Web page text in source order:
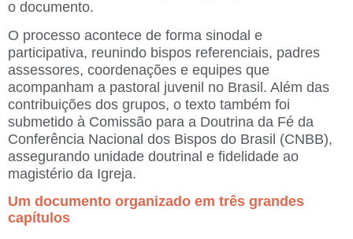
o documento.
O processo acontece de forma sinodal e
participativa, reunindo bispos referenciais, padres
assessores, coordenações e equipes que
acompanham a pastoral juvenil no Brasil. Além das
contribuições dos grupos, o texto também foi
submetido à Comissão para a Doutrina da Fé da
Conferência Nacional dos Bispos do Brasil (CNBB),
assegurando unidade doutrinal e fidelidade ao
magistério da Igreja.
Um documento organizado em três grandes
capítulos